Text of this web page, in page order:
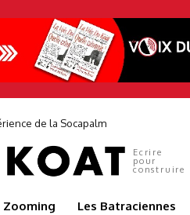
de la Socapalm
Ecrire
pour
construire
Zooming Les Batraciennes